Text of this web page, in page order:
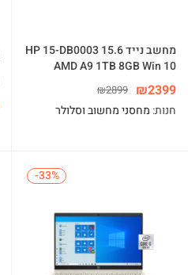
מחשב נייד HP 15-DB0003 15.6
AMD A9 1TB 8GB Win 10
₪2399
₪2899
חנות: מחסני מחשוב וסלולר
-33%